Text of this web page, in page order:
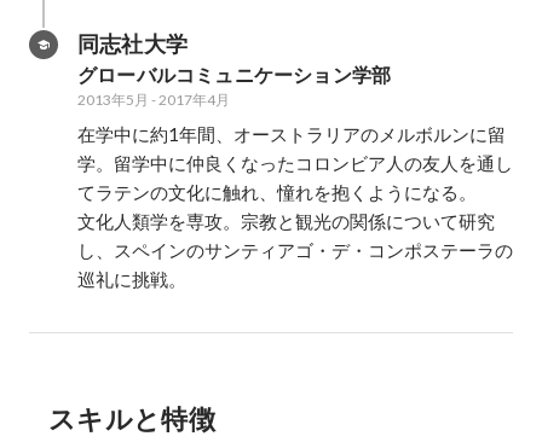
同志社大学
グローバルコミュニケーション学部
2013年5月 - 2017年4月
在学中に約1年間、オーストラリアのメルボルンに留
学。留学中に仲良くなったコロンビア人の友人を通し
てラテンの文化に触れ、憧れを抱くようになる。
文化人類学を専攻。宗教と観光の関係について研究
し、スペインのサンティアゴ・デ・コンポステーラの
巡礼に挑戦。
スキルと特徴